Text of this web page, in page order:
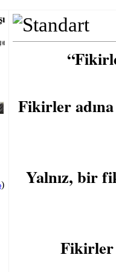
)
Fikirler
Yalnız, bir
Fikirler